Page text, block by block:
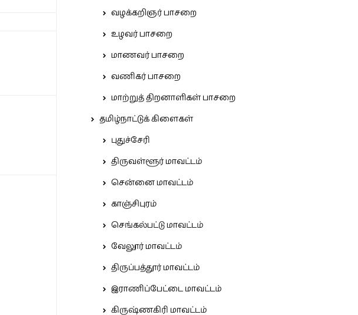
வழக்கறிஞர் பாசறை
உழவர் பாசறை
மாணவர் பாசறை
வணிகர் பாசறை
மாற்றுத் திறனாளிகள் பாசறை
தமிழ்நாட்டுக் கிளைகள்
புதுச்சேரி
திருவள்ளூர் மாவட்டம்
சென்னை மாவட்டம்
காஞ்சிபுரம்
செங்கல்பட்டு மாவட்டம்
வேலூர் மாவட்டம்
திருப்பத்தூர் மாவட்டம்
இராணிப்பேட்டை மாவட்டம்
கிருஷ்ணகிரி மாவட்டம்